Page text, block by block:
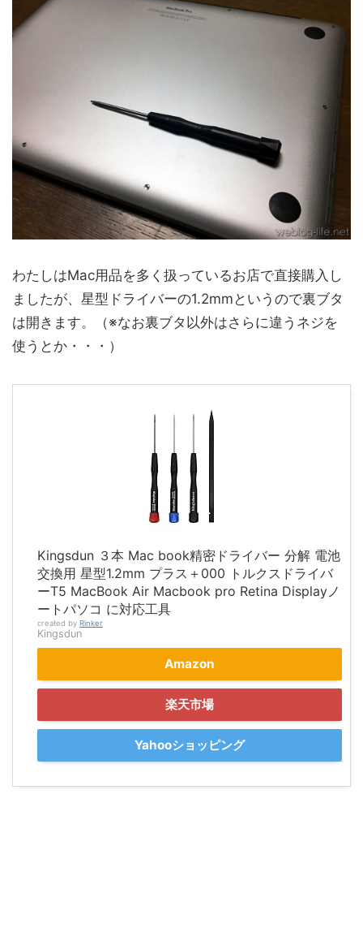
わたしはMac用品を多く扱っているお店で直接購入し
ましたが、星型ドライバーの1.2mmというので裏ブタ
は開きます。（※なお裏ブタ以外はさらに違うネジを
使うとか・・・）
Kingsdun ３本 Mac book精密ドライバー 分解 電池
交換用 星型1.2mm プラス＋000 トルクスドライバ
ーT5 MacBook Air Macbook pro Retina Displayノ
ートパソコ に対応工具
created by Rinker
Kingsdun
Amazon
楽天市場
Yahooショッピング